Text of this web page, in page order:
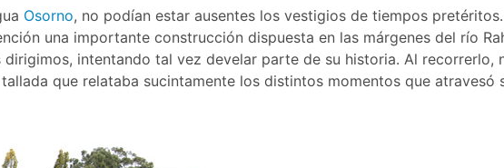
Osorno, no podían estar ausentes los vestigios de tiempos pretéritos.
una importante construcción dispuesta en las márgenes del río
dirigimos, intentando tal vez develar parte de su historia. Al recorrerlo,
que relataba sucintamente los distintos momentos que atravesó